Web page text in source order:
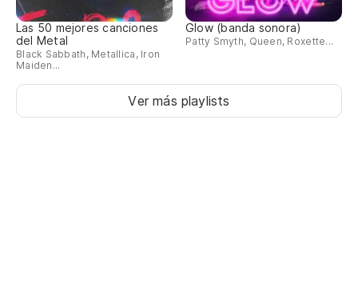
Las 50 mejores canciones
del Metal
Black Sabbath, Metallica, Iron
Maiden...
Glow (banda sonora)
Patty Smyth, Queen, Roxette...
Ver más playlists